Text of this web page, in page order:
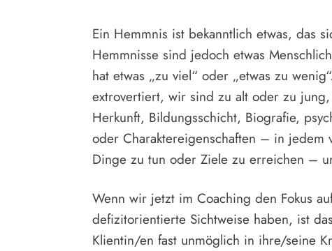
Ein Hemmnis ist bekanntlich etwas, das
Hemmnisse sind jedoch etwas
hat etwas „zu viel“ oder „etwas zu
extrovertiert, wir sind zu alt oder zu
Herkunft, Bildungsschicht, Biografie,
oder Charaktereigenschaften – in jedem
Dinge zu tun oder Ziele zu erreichen –
Wenn wir jetzt im Coaching den Fokus
defizitorientierte Sichtweise haben, ist
Klientin/en fast unmöglich in ihre/seine